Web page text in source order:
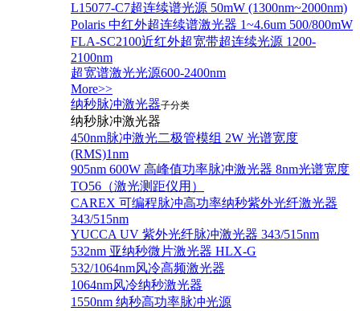
L15077-C7超连续谱光源 50mW (1300nm~2000nm)
Polaris 中红外超连续谱激光器 1~4.6um 500/800mW
FLA-SC2100近红外超宽带超连续光源 1200-
2100nm
超宽谱激光光源600-2400nm
More>>
纳秒脉冲激光器子分类
纳秒脉冲激光器
450nm脉冲激光二极管模组 2W 光谱宽度
(RMS)1nm
905nm 600W 高峰值功率脉冲激光器 8nm光谱宽度
TO56（激光测距仪用）
CAREX 可编程脉冲高功率纳秒紫外光纤激光器
343/515nm
YUCCA UV 紫外光纤脉冲激光器 343/515nm
532nm 亚纳秒微片激光器 HLX-G
532/1064nm风冷高频激光器
1064nm风冷纳秒激光器
1550nm 纳秒高功率脉冲光源